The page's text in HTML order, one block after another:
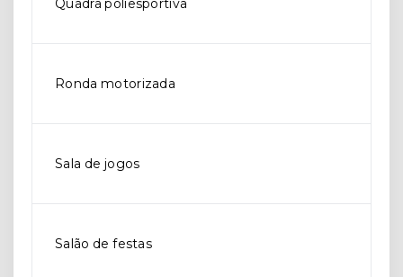
Quadra poliesportiva
Ronda motorizada
Sala de jogos
Salão de festas